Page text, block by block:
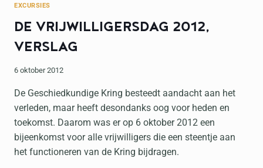
EXCURSIES
DE VRIJWILLIGERSDAG 2012,
VERSLAG
6 oktober 2012
De Geschiedkundige Kring besteedt aandacht aan het
verleden, maar heeft desondanks oog voor heden en
toekomst. Daarom was er op 6 oktober 2012 een
bijeenkomst voor alle vrijwilligers die een steentje aan
het functioneren van de Kring bijdragen.